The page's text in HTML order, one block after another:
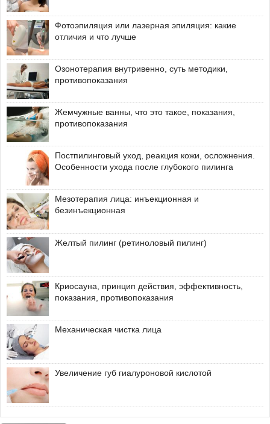
Фотоэпиляция или лазерная эпиляция: какие
отличия и что лучше
Озонотерапия внутривенно, суть методики,
противопоказания
Жемчужные ванны, что это такое, показания,
противопоказания
Постпилинговый уход, реакция кожи, осложнения.
Особенности ухода после глубокого пилинга
Мезотерапия лица: инъекционная и
безинъекционная
Желтый пилинг (ретиноловый пилинг)
Криосауна, принцип действия, эффективность,
показания, противопоказания
Механическая чистка лица
Увеличение губ гиалуроновой кислотой